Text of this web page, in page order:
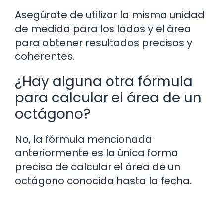
Asegúrate de utilizar la misma unidad
de medida para los lados y el área
para obtener resultados precisos y
coherentes.
¿Hay alguna otra fórmula
para calcular el área de un
octágono?
No, la fórmula mencionada
anteriormente es la única forma
precisa de calcular el área de un
octágono conocida hasta la fecha.